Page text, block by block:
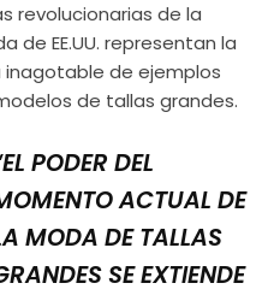
revolucionarias de la
de EE.UU. representan la
inagotable de ejemplos
de tallas grandes.
PODER DEL
ACTUAL DE
MODA DE TALLAS
SE EXTIENDE